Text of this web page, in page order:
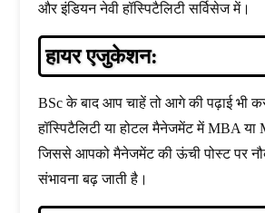
और इंडियन नेवी हॉस्पिटैलिटी सर्विसेज में।
हायर एजुकेशन:
BSc के बाद आप चाहें तो आगे की पढ़ाई
हॉस्पिटैलिटी या होटल मैनेजमेंट में MBA
जिससे आपको मैनेजमेंट की ऊंची पोस्ट पर
संभावना बढ़ जाती है।